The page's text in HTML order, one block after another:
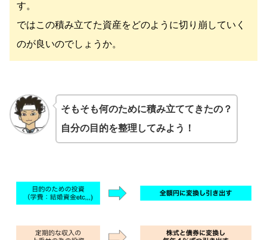
す。
ではこの積み立てた資産をどのように切り崩していく
のが良いのでしょうか。
そもそも何のために積み立ててきたの？
自分の目的を整理してみよう！